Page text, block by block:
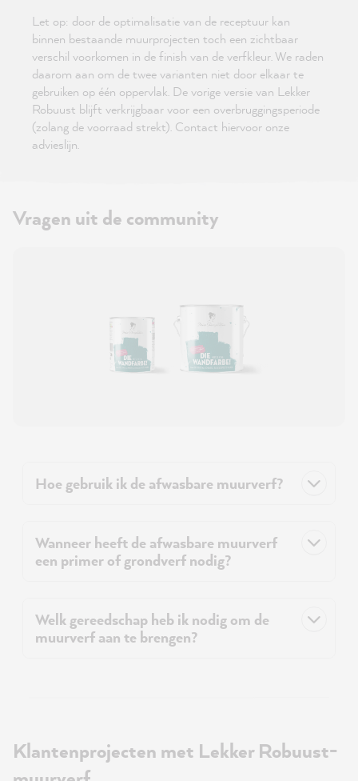
Let op: door de optimalisatie van de receptuur kan
binnen bestaande muurprojecten toch een zichtbaar
verschil voorkomen in de finish van de verfkleur. We raden
daarom aan om de twee varianten niet door elkaar te
gebruiken op één oppervlak. De vorige versie van Lekker
Robuust blijft verkrijgbaar voor een overbruggingsperiode
(zolang de voorraad strekt). Contact hiervoor onze
advieslijn.
Vragen uit de community
Hoe gebruik ik de afwasbare muurverf?
Wanneer heeft de afwasbare muurverf
een primer of grondverf nodig?
Welk gereedschap heb ik nodig om de
muurverf aan te brengen?
Klantenprojecten met Lekker Robuust-